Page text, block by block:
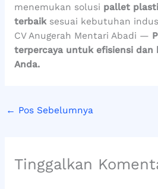
menemukan solusi pallet
terbaiksesuai kebutuhan
CV Anugerah Mentari Abadi —
terpercaya untuk efisiensi dan
Anda.
← Pos Sebelumnya
Tinggalkan